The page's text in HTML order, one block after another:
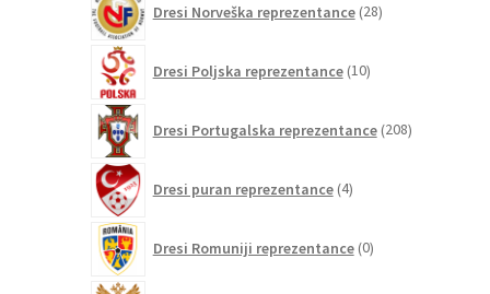
Dresi Norveška reprezentance 28izdelkov
Dresi Poljska reprezentance 10izdelkov
Dresi Portugalska reprezentance 208izdelkov
Dresi puran reprezentance 4izdelki
Dresi Romuniji reprezentance 0izdelkov